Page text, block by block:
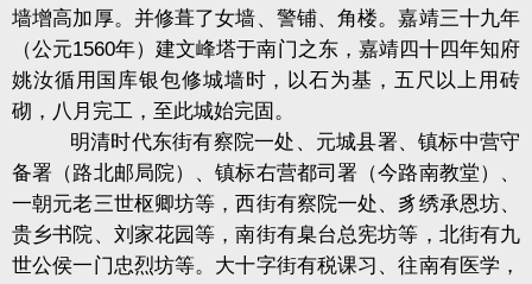
墙增高加厚。并修葺了女墙、警铺、角楼。嘉靖三十九年
（公元1560年）建文峰塔于南门之东，嘉靖四十四年知府
姚汝循用国库银包修城墙时，以石为基，五尺以上用砖
砌，八月完工，至此城始完固。
明清时代东街有察院一处、元城县署、镇标中营守
备署（路北邮局院）、镇标右营都司署（今路南教堂）、
一朝元老三世枢卿坊等，西街有察院一处、豸绣承恩坊、
贵乡书院、刘家花园等，南街有臬台总宪坊等，北街有九
世公侯一门忠烈坊等。大十字街有税课习、往南有医学，